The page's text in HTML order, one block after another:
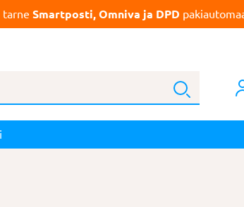
tarne Smartposti, Omniva ja DPD